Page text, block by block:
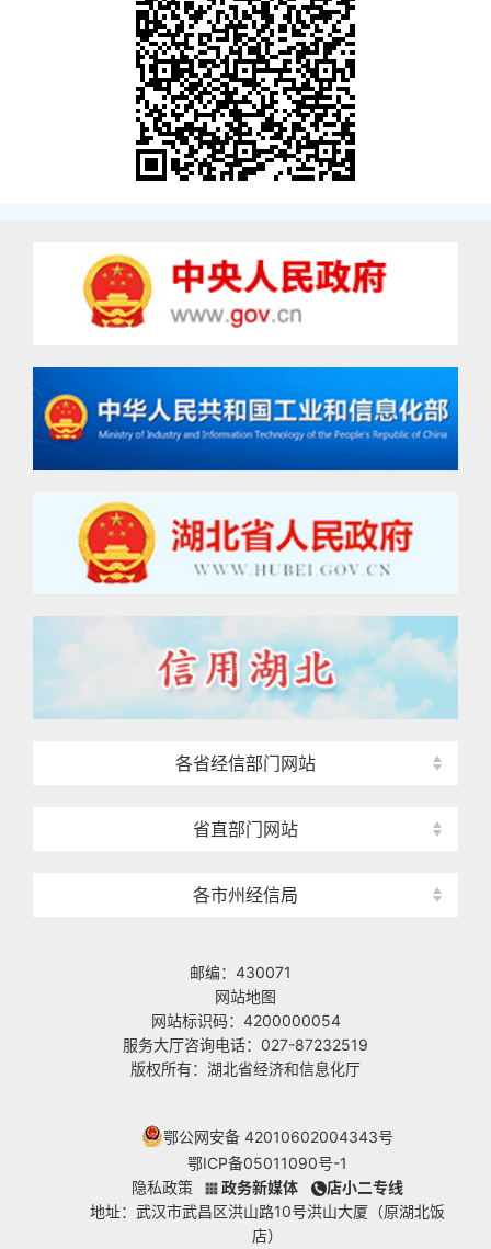
各省经信部门网站
省直部门网站
各市州经信局
邮编：430071
网站地图
网站标识码：4200000054
服务大厅咨询电话：027-87232519
版权所有：湖北省经济和信息化厅
鄂公网安备 42010602004343号
鄂ICP备05011090号-1
隐私政策
政务新媒体
店小二专线
地址：武汉市武昌区洪山路10号洪山大厦（原湖北饭
店）